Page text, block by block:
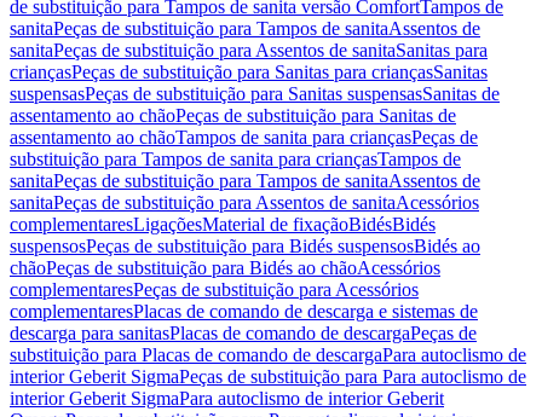
de substituição para Tampos de sanita versão ComfortTampos de
sanitaPeças de substituição para Tampos de sanitaAssentos de
sanitaPeças de substituição para Assentos de sanitaSanitas para
criançasPeças de substituição para Sanitas para criançasSanitas
suspensasPeças de substituição para Sanitas suspensasSanitas de
assentamento ao chãoPeças de substituição para Sanitas de
assentamento ao chãoTampos de sanita para criançasPeças de
substituição para Tampos de sanita para criançasTampos de
sanitaPeças de substituição para Tampos de sanitaAssentos de
sanitaPeças de substituição para Assentos de sanitaAcessórios
complementaresLigaçõesMaterial de fixaçãoBidésBidés
suspensosPeças de substituição para Bidés suspensosBidés ao
chãoPeças de substituição para Bidés ao chãoAcessórios
complementaresPeças de substituição para Acessórios
complementaresPlacas de comando de descarga e sistemas de
descarga para sanitasPlacas de comando de descargaPeças de
substituição para Placas de comando de descargaPara autoclismo de
interior Geberit SigmaPeças de substituição para Para autoclismo de
interior Geberit SigmaPara autoclismo de interior Geberit